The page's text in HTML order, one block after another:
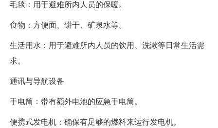
毛毯：用于避难所内人员的保暖。
食物：方便面、饼干、矿泉水等。
生活用水：用于避难所内人员的饮用、洗漱等日常生活需
求。
通讯与导航设备
手电筒：带有额外电池的应急手电筒。
便携式发电机：确保有足够的燃料来运行发电机。